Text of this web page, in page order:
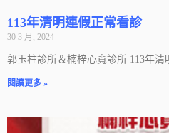
113年清明連假正常看診
30 3 月, 2024
郭玉柱診所＆楠梓心寬診所 113年清
閱讀更多 »